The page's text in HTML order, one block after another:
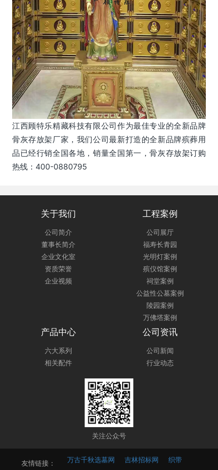
江西顾特乐精藏科技有限公司作为最佳专业的全新品牌
骨灰存放架厂家，我们公司最新打造的全新品牌殡葬用
品已经行销全国各地，销量全国第一，骨灰存放架订购
热线：400-0880795
关于我们
公司简介
董事长简介
企业文化室
资质荣誉
企业视频
工程案例
公司展厅
福寿长青园
光明灯案例
殡仪馆案例
祠堂案例
公益性公墓案例
陵园案例
万佛塔案例
产品中心
六大系列
相关配件
公司资讯
公司新闻
行业动态
关注公众号
友情链接： 万古千秋选墓网 吉林招标网 织带